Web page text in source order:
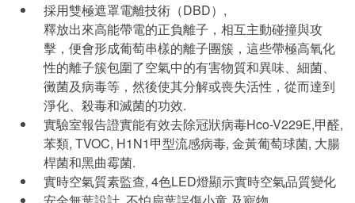
採用雙極遮罩電離技術（DBD）,
釋放出來高能帶電的正負離子，相互主動碰撞與攻
擊，便會形成葡萄串樣的離子團簇，這些帶極高氧化
性的離子簇包圍了空氣中的有害物質和異味、細菌、
黴菌及病毒等，然後使其分解或喪失活性，從而達到
淨化、殺毒和滅菌的功效.
實驗室報告證實能有效去除冠狀病毒Hco-V229E,甲醛,
苯類, TVOC, H1N1甲型流感病毒, 金黃葡萄球菌, 大腸
桿菌和黑曲霉菌.
實時空氣質素監查, 4色LED燈顯示實時空氣品質變化